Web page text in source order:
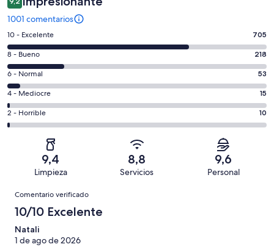
1001 comentarios
705
comentarios
de
un
total
de
1001
con
puntuación
10 - Excelente 705
218
comentarios
de
un
total
de
puntuación
8 - Bueno 218
53
comentarios
de
un
total
puntuación
Normal
6 - Normal 53
15
comentarios
de
una
puntuación
4 - Mediocre 15
10
comentarios
1001
una
puntuación
de
2 - Horrible 10
9,4
Limpieza
8,8
Servicios
9,6
Personal
Comentarios
Comentario verificado
10/10 Excelente
Natali
1 de ago de 2026